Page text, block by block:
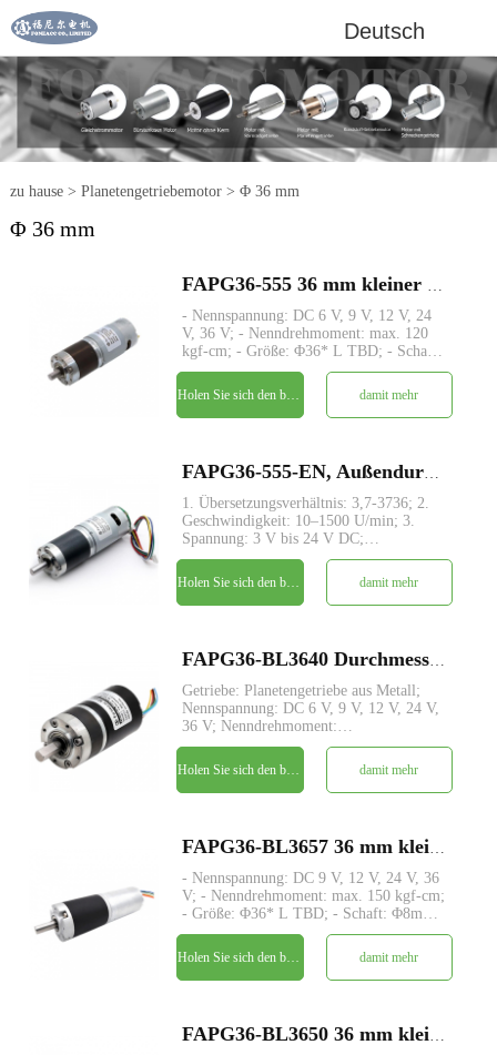
Deutsch
zu hause> Planetengetriebemotor> Φ 36 mm
Φ 36 mm
- Nennspannung: DC 6 V, 9 V, 12 V, 24
V, 36 V; - Nenndrehmoment: max. 120
kgf-cm; - Größe: Φ36* L TBD; - Schaft:
Φ8mm D-Schnitt 1mm; - Encoder:
Magnetischer Encoder; - MOQ: 500 Stk
damit mehr
1. Übersetzungsverhältnis: 3,7-3736; 2.
Geschwindigkeit: 10–1500 U/min; 3.
Spannung: 3 V bis 24 V DC;
4.Ausgangsdrehmoment: von
5kg.cm~150kg.cm; 5.
Planetengetriebestruktur mit
konzentrischer Antriebswelle; 6. Großes
damit mehr
Getriebe: Planetengetriebe aus Metall;
Nennspannung: DC 6 V, 9 V, 12 V, 24 V,
36 V; Nenndrehmoment:
Kundenspezifisch bis zu 100 kgf-cm;
Nennausgangsleistung: Benutzerdefiniert
bis zu 35 W; Größe: Φ36* L TBD;
Schaftdurchmesser: Ø8 / Ø10 mm
damit mehr
- Nennspannung: DC 9 V, 12 V, 24 V, 36
V; - Nenndrehmoment: max. 150 kgf-cm;
- Größe: Φ36* L TBD; - Schaft: Φ8mm
D-Schnitt 1mm; - Steuerung: Eingebauter
Treiber / W-Hallsensor; - MOQ: 500 Stk
damit mehr